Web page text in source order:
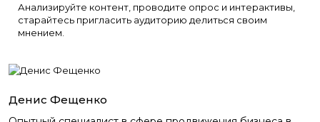
Анализируйте контент, проводите опрос и интерактивы,
старайтесь пригласить аудиторию делиться своим
мнением.
Денис Фещенко